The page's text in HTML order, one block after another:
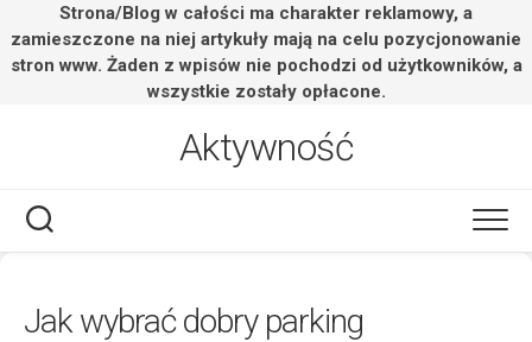
Strona/Blog w całości ma charakter reklamowy, a
zamieszczone na niej artykuły mają na celu pozycjonowanie
stron www. Żaden z wpisów nie pochodzi od użytkowników, a
wszystkie zostały opłacone.
Aktywność
Jak wybrać dobry parking